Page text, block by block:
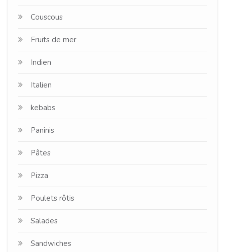
Couscous
Fruits de mer
Indien
Italien
kebabs
Paninis
Pâtes
Pizza
Poulets rôtis
Salades
Sandwiches